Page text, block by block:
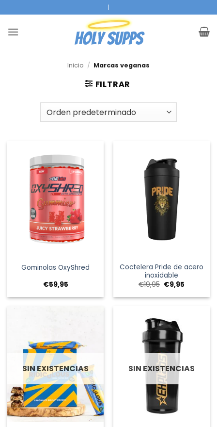
al
contenido
|
Inicio / Marcas veganas
FILTRAR
Gominolas OxyShred
€59,95
Coctelera Pride de acero
inoxidable
€19,95 El
precio
original
€9,95
actual
SIN EXISTENCIAS SIN EXISTENCIAS